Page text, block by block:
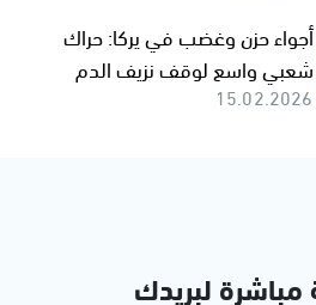
أجواء حزن وغضب في يركا: حراك
شعبي واسع لوقف نزيف الدم
15.02.2026
مباشرة لبريدك